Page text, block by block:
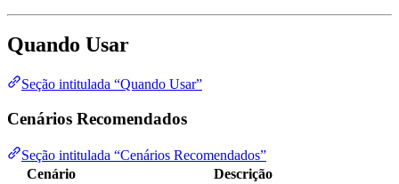
Quando Usar
Seção intitulada “Quando Usar”
Cenários Recomendados
Seção intitulada “Cenários Recomendados”
Cenário
Descrição